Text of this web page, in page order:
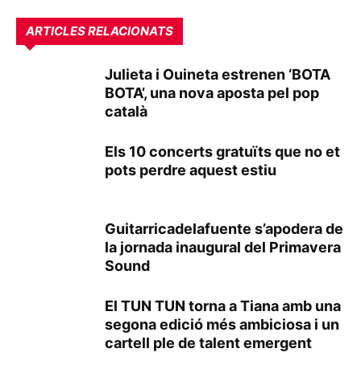
ARTICLES RELACIONATS
Julieta i Ouineta estrenen ‘BOTA
BOTA’, una nova aposta pel pop
català
Els 10 concerts gratuïts que no et
pots perdre aquest estiu
Guitarricadelafuente s’apodera de
la jornada inaugural del Primavera
Sound
El TUN TUN torna a Tiana amb una
segona edició més ambiciosa i un
cartell ple de talent emergent